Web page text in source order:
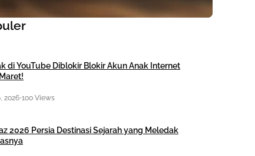
di YouTube Diblokir Blokir Akun Anak Internet
2026•100 Views
2026 Persia Destinasi Sejarah yang Meledak